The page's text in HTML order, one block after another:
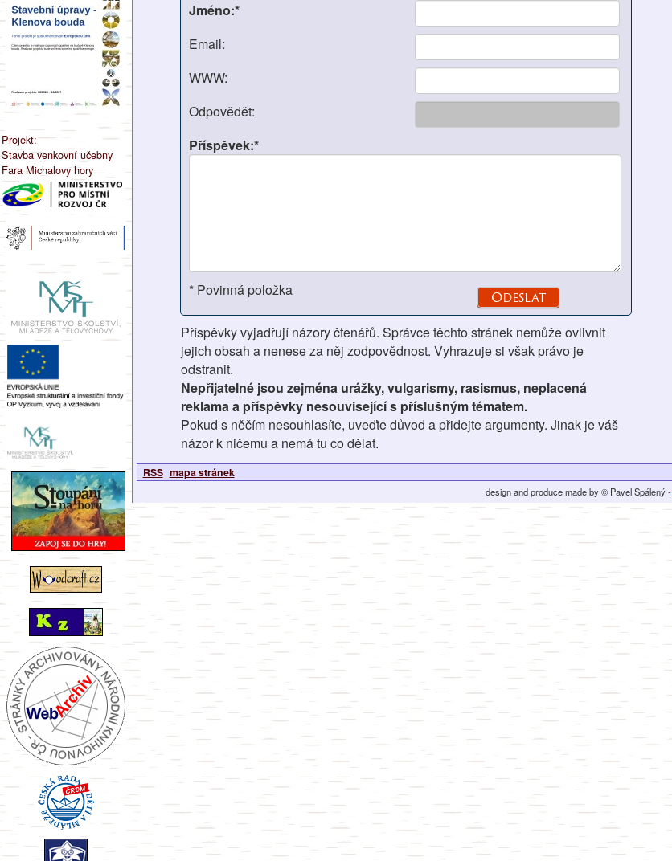
Projekt:
Stavba venkovní učebny
Fara Michalovy hory
Jméno:*
Email:
WWW:
Odpovědět:
Příspěvek:*
* Povinná položka
Příspěvky vyjadřují názory čtenářů. Správce těchto stránek nemůže ovlivnit
jejich obsah a nenese za něj zodpovědnost. Vyhrazuje si však právo je
odstranit.
Nepřijatelné jsou zejména urážky, vulgarismy, rasismus, neplacená
reklama a příspěvky nesouvisející s příslušným tématem.
Pokud s něčím nesouhlasíte, uveďte důvod a přidejte argumenty. Jinak je váš
názor k ničemu a nemá tu co dělat.
RSS mapa stránek
design and produce made by © Pavel Spálený -